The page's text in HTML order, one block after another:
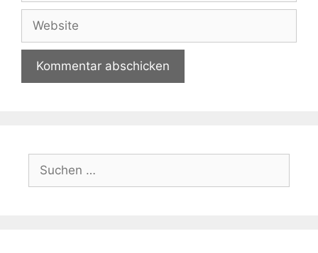
Adresse
Website
Suchen
nach: